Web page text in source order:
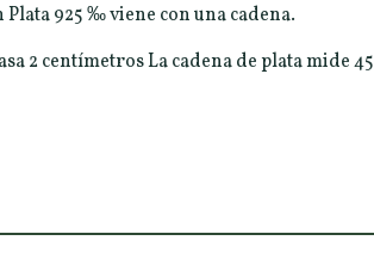
Plata 925 ‰ viene con una cadena.
2 centímetros La cadena de plata mide 45